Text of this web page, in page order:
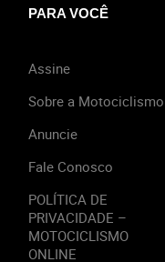
PARA VOCÊ
Assine
Sobre a Motociclismo
Anuncie
Fale Conosco
POLÍTICA DE
PRIVACIDADE –
MOTOCICLISMO
ONLINE